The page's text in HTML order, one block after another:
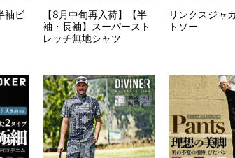
袖ビ
【8月中旬再入荷】【半
袖・長袖】スーパースト
レッチ無地シャツ
リンクスジャ
トソー